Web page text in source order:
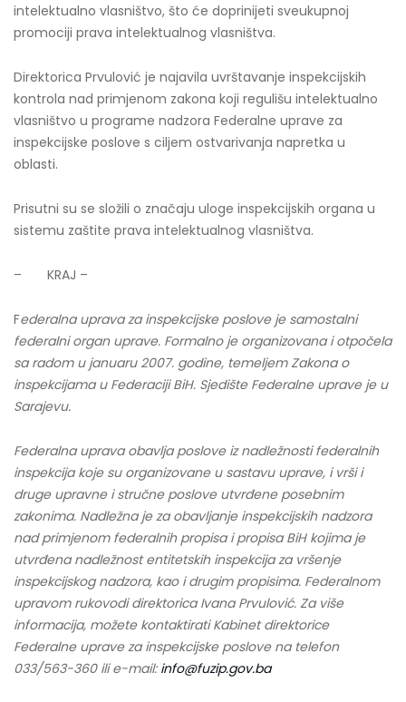
intelektualno vlasništvo, što će doprinijeti sveukupnoj
promociji prava intelektualnog vlasništva.
Direktorica Prvulović je najavila uvrštavanje inspekcijskih
kontrola nad primjenom zakona koji regulišu intelektualno
vlasništvo u programe nadzora Federalne uprave za
inspekcijske poslove s ciljem ostvarivanja napretka u
oblasti.
Prisutni su se složili o značaju uloge inspekcijskih organa u
sistemu zaštite prava intelektualnog vlasništva.
– KRAJ –
Federalna uprava za inspekcijske poslove je samostalni
federalni organ uprave. Formalno je organizovana i otpočela
sa radom u januaru 2007. godine, temeljem Zakona o
inspekcijama u Federaciji BiH. Sjedište Federalne uprave je u
Sarajevu.
Federalna uprava obavlja poslove iz nadležnosti federalnih
inspekcija koje su organizovane u sastavu uprave, i vrši i
druge upravne i stručne poslove utvrđene posebnim
zakonima. Nadležna je za obavljanje inspekcijskih nadzora
nad primjenom federalnih propisa i propisa BiH kojima je
utvrđena nadležnost entitetskih inspekcija za vršenje
inspekcijskog nadzora, kao i drugim propisima. Federalnom
upravom rukovodi direktorica Ivana Prvulović. Za više
informacija, možete kontaktirati Kabinet direktorice
Federalne uprave za inspekcijske poslove na telefon
033/563-360 ili e-mail: info@fuzip.gov.ba